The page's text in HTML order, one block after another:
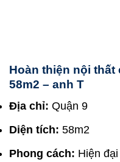
Hoàn thiện nội thất
58m2 – anh T
Địa chỉ: Quận 9
Diện tích: 58m2
Phong cách: Hiện đại